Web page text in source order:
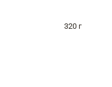
320 г